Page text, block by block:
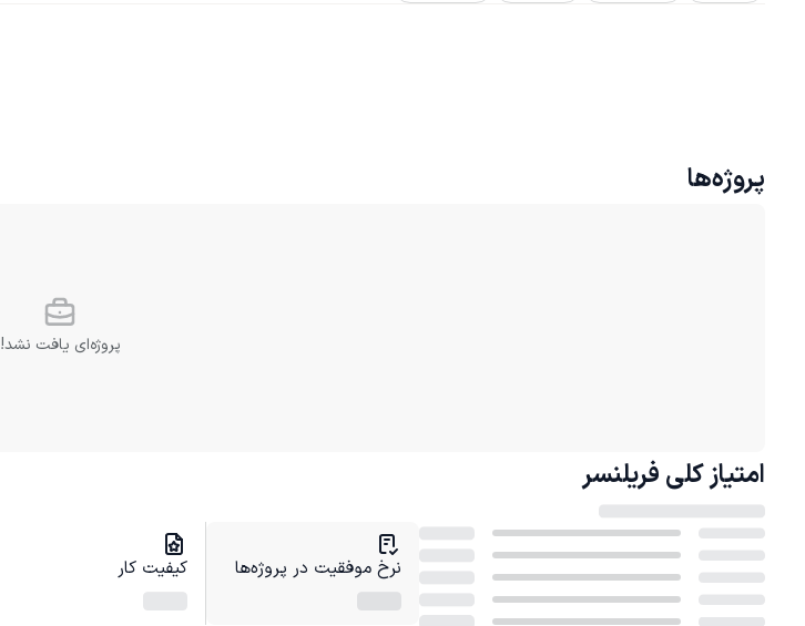
پروژه‌ها
پروژه‌ای یافت نشد!
امتیاز کلی فریلنسر
نرخ موفقیت در پروژه‌ها کیفیت کار